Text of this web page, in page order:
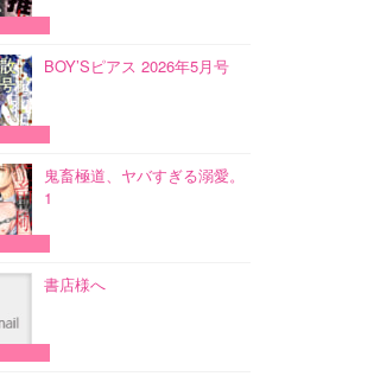
BOY’Sピアス 2026年5月号
鬼畜極道、ヤバすぎる溺愛。
1
書店様へ